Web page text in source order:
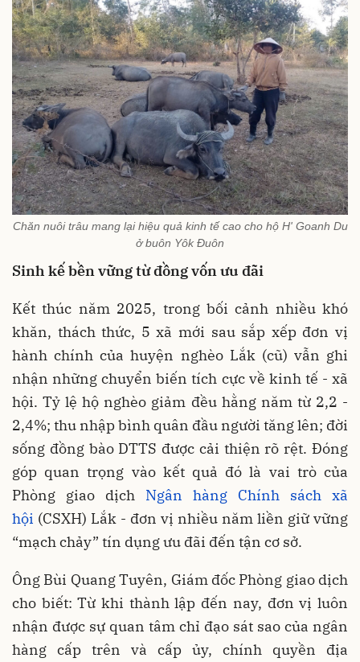
Chăn nuôi trâu mang lại hiệu quả kinh tế cao cho hộ H' Goanh Du
ở buôn Yôk Đuôn
Sinh kế bền vững từ đồng vốn ưu đãi
Kết thúc năm 2025, trong bối cảnh nhiều khó
khăn, thách thức, 5 xã mới sau sắp xếp đơn vị
hành chính của huyện nghèo Lắk (cũ) vẫn ghi
nhận những chuyển biến tích cực về kinh tế - xã
hội. Tỷ lệ hộ nghèo giảm đều hằng năm từ 2,2 -
2,4%; thu nhập bình quân đầu người tăng lên; đời
sống đồng bào DTTS được cải thiện rõ rệt. Đóng
góp quan trọng vào kết quả đó là vai trò của
Phòng giao dịch Ngân hàng Chính sách xã
hội (CSXH) Lắk - đơn vị nhiều năm liền giữ vững
“mạch chảy” tín dụng ưu đãi đến tận cơ sở.
Ông Bùi Quang Tuyên, Giám đốc Phòng giao dịch
cho biết: Từ khi thành lập đến nay, đơn vị luôn
nhận được sự quan tâm chỉ đạo sát sao của ngân
hàng cấp trên và cấp ủy, chính quyền địa